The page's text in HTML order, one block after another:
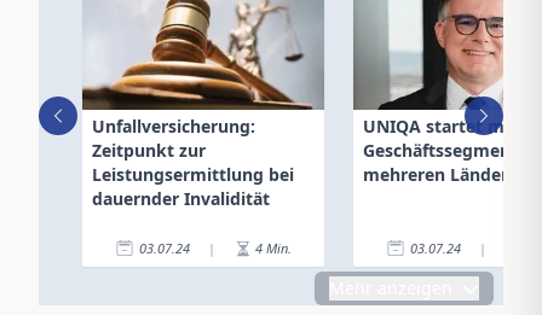
Unfallversicherung:
Zeitpunkt zur
Leistungsermittlung bei
dauernder Invalidität
03.07.24 | 4 Min.
UNIQA startet mit
Geschäftssegment in
mehreren Ländern
03.07.24 |